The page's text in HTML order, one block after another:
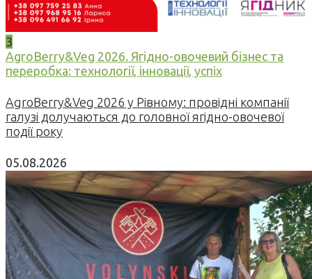
3
AgroBerry&Veg 2026. Ягідно-овочевий бізнес та
переробка: технології, інновації, успіх
AgroBerry&Veg 2026 у Рівному: провідні компанії
галузі долучаються до головної ягідно-овочевої
події року
05.08.2026